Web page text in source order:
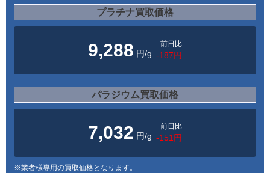
プラチナ買取価格
9,288 円/g
前日比
-187円
パラジウム買取価格
7,032 円/g
前日比
-151円
※業者様専用の買取価格となります。